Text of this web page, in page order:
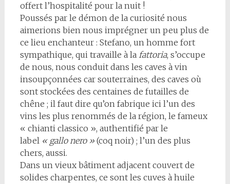
offert l’hospitalité pour la nuit !
Poussés par le démon de la curiosité nous
aimerions bien nous imprégner un peu plus de
ce lieu enchanteur : Stefano, un homme fort
sympathique, qui travaille à la fattoria, s’occupe
de nous, nous conduit dans les caves à vin
insoupçonnées car souterraines, des caves où
sont stockées des centaines de futailles de
chêne ; il faut dire qu’on fabrique ici l’un des
vins les plus renommés de la région, le fameux
« chianti classico », authentifié par le
label « gallo nero »(coq noir) ; l’un des plus
chers, aussi.
Dans un vieux bâtiment adjacent couvert de
solides charpentes, ce sont les cuves à huile